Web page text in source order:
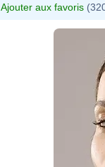
Ajouter aux favoris